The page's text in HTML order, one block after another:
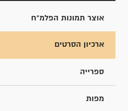
אוצר תמונות הפלמ"ח
ארכיון הסרטים
ספרייה
מפות